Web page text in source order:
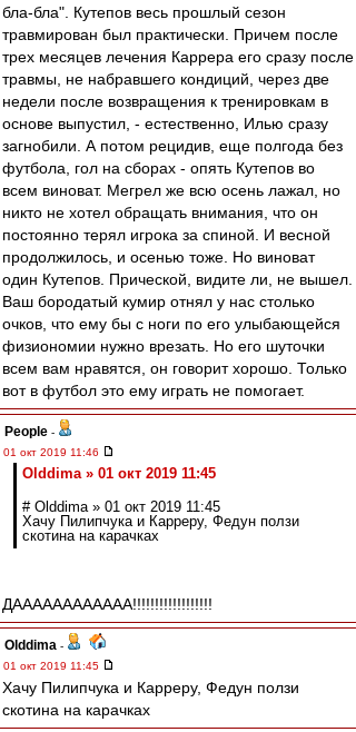
бла-бла". Кутепов весь прошлый сезон
травмирован был практически. Причем после
трех месяцев лечения Каррера его сразу после
травмы, не набравшего кондиций, через две
недели после возвращения к тренировкам в
основе выпустил, - естественно, Илью сразу
загнобили. А потом рецидив, еще полгода без
футбола, гол на сборах - опять Кутепов во
всем виноват. Мегрел же всю осень лажал, но
никто не хотел обращать внимания, что он
постоянно терял игрока за спиной. И весной
продолжилось, и осенью тоже. Но виноват
один Кутепов. Прической, видите ли, не вышел.
Ваш бородатый кумир отнял у нас столько
очков, что ему бы с ноги по его улыбающейся
физиономии нужно врезать. Но его шуточки
всем вам нравятся, он говорит хорошо. Только
вот в футбол это ему играть не помогает.
People -
01 окт 2019 11:46
Olddima » 01 окт 2019 11:45
# Olddima » 01 окт 2019 11:45
Хачу Пилипчука и Карреру, Федун ползи
скотина на карачках
ДАААААААААААА!!!!!!!!!!!!!!!!!!
Olddima -
01 окт 2019 11:45
Хачу Пилипчука и Карреру, Федун ползи
скотина на карачках